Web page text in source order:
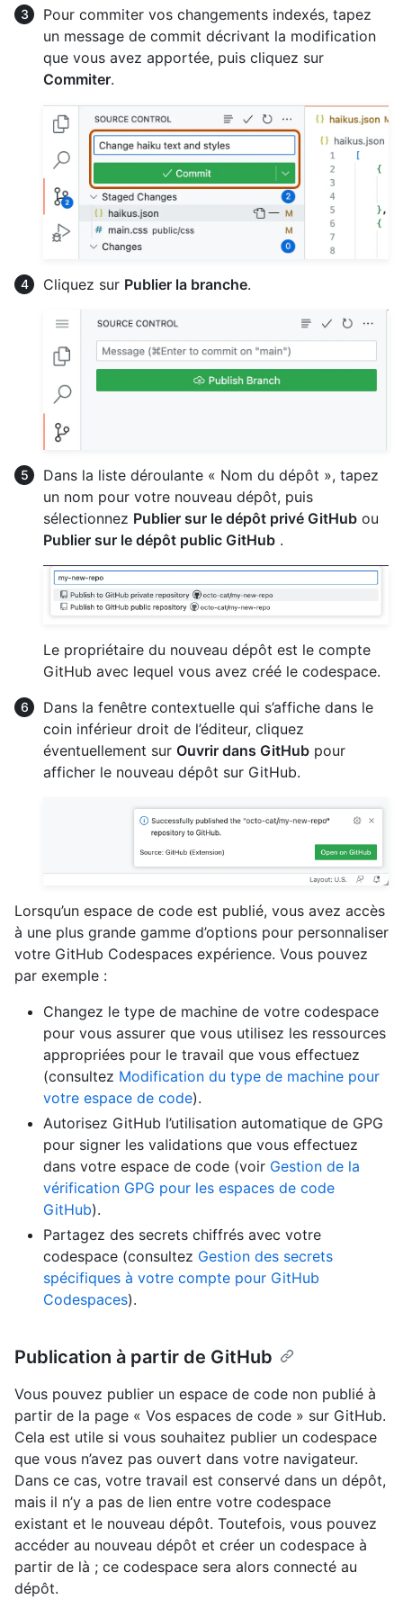
Pour commiter vos changements indexés, tapez
un message de commit décrivant la modification
que vous avez apportée, puis cliquez sur
Commiter.
Cliquez sur Publier la branche.
Dans la liste déroulante « Nom du dépôt », tapez
un nom pour votre nouveau dépôt, puis
sélectionnez Publier sur le dépôt privé GitHub ou
Publier sur le dépôt public GitHub .
Le propriétaire du nouveau dépôt est le compte
GitHub avec lequel vous avez créé le codespace.
Dans la fenêtre contextuelle qui s’affiche dans le
coin inférieur droit de l’éditeur, cliquez
éventuellement sur Ouvrir dans GitHub pour
afficher le nouveau dépôt sur GitHub.
Lorsqu’un espace de code est publié, vous avez accès
à une plus grande gamme d’options pour personnaliser
votre GitHub Codespaces expérience. Vous pouvez
par exemple :
Changez le type de machine de votre codespace
pour vous assurer que vous utilisez les ressources
appropriées pour le travail que vous effectuez
(consultez Modification du type de machine pour
votre espace de code).
Autorisez GitHub l’utilisation automatique de GPG
pour signer les validations que vous effectuez
dans votre espace de code (voir Gestion de la
vérification GPG pour les espaces de code
GitHub).
Partagez des secrets chiffrés avec votre
codespace (consultez Gestion des secrets
spécifiques à votre compte pour GitHub
Codespaces).
Publication à partir de GitHub
Vous pouvez publier un espace de code non publié à
partir de la page « Vos espaces de code » sur GitHub.
Cela est utile si vous souhaitez publier un codespace
que vous n’avez pas ouvert dans votre navigateur.
Dans ce cas, votre travail est conservé dans un dépôt,
mais il n’y a pas de lien entre votre codespace
existant et le nouveau dépôt. Toutefois, vous pouvez
accéder au nouveau dépôt et créer un codespace à
partir de là ; ce codespace sera alors connecté au
dépôt.